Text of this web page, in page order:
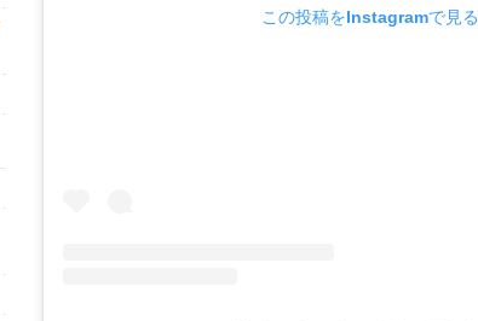
この投稿をInstagramで見る